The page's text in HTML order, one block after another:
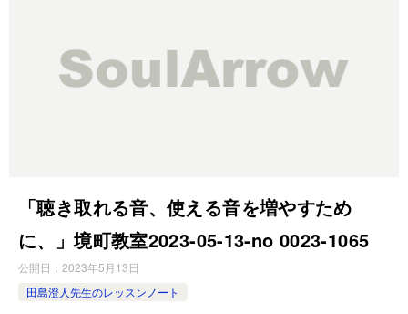
「聴き取れる音、使える音を増やすため
に、」境町教室2023-05-13-­no 0023-­1065
公開日： 2023年5月13日
田島澄人先生のレッスンノート